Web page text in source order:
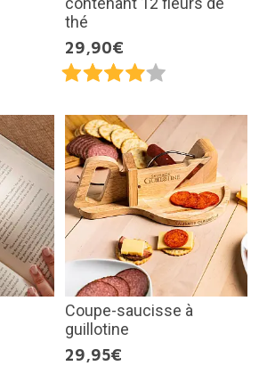
thé
29,90€
Coupe-saucisse à
guillotine
29,95€